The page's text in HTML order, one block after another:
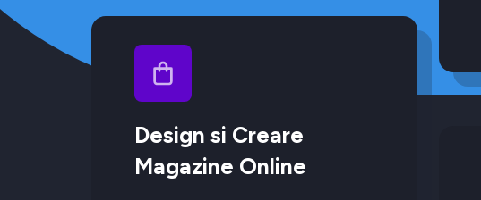
Design si Creare
Magazine Online